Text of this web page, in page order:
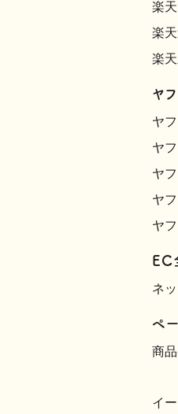
楽
楽
楽
ヤ
ヤ
ヤ
ヤ
ヤ
ヤ
EC
ネ
ペ
商
イ